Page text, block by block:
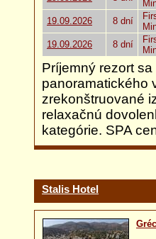
19.09.2026
8 dní
19.09.2026
8 dní
Príjemný rezort
panoramatického
zrekonštruované
relaxačnú
kategórie. SPA
Stalis Hotel